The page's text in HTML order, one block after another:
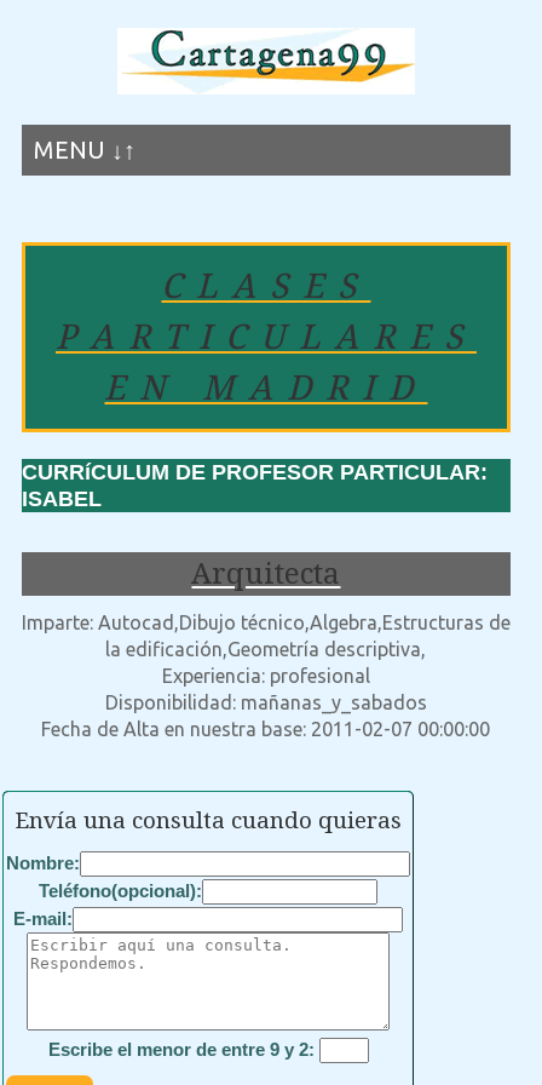
MENU ↓↑
CLASES
PARTICULARES
EN MADRID
CURRíCULUM DE PROFESOR PARTICULAR:
ISABEL
Arquitecta
Imparte: Autocad,Dibujo técnico,Algebra,Estructuras de
la edificación,Geometría descriptiva,
Experiencia: profesional
Disponibilidad: mañanas_y_sabados
Fecha de Alta en nuestra base: 2011-02-07 00:00:00
Envía una consulta cuando quieras
Nombre:
Teléfono(opcional):
E-mail:
Escribe el menor de entre 9 y 2: